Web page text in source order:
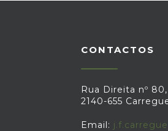
CONTACTOS
Rua Direita nº 80,
2140-655
Email: